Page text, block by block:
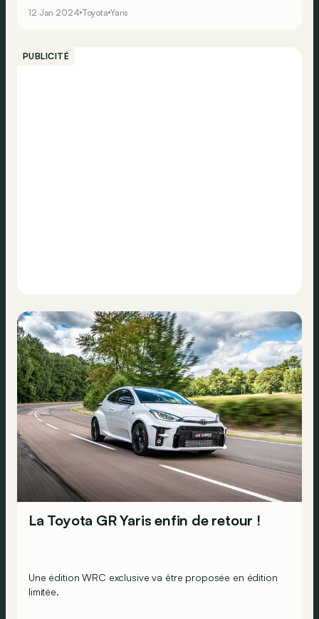
12 Jan 2024 Toyota Yaris
PUBLICITÉ
La Toyota GR Yaris enfin de retour !
Une édition WRC exclusive va être proposée en édition
limitée.